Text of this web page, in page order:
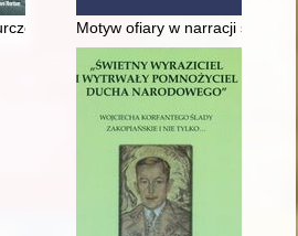
: dygresja
Motyw ofiary w narracji